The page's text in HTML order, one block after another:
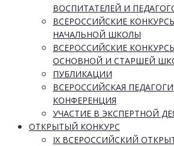
ВОСПИТАТЕЛЕЙ И
ВСЕРОССИЙСКИЕ
НАЧАЛЬНОЙ ШКОЛЫ
ВСЕРОССИЙСКИЕ
ОСНОВНОЙ И СТАРШЕЙ
ПУБЛИКАЦИИ
ВСЕРОССИЙСКАЯ
КОНФЕРЕНЦИЯ
УЧАСТИЕ В ЭКСПЕРТНОЙ
ОТКРЫТЫЙ КОНКУРС
IX ВСЕРОССИЙСКИЙ